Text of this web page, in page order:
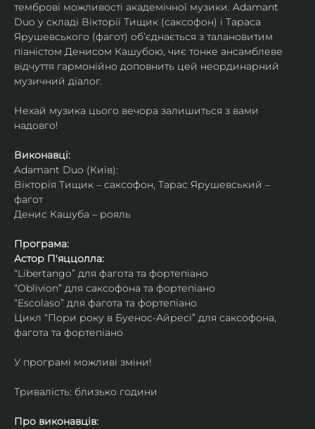
темброві можливості академічної музики. Adamant
Duo у складі Вікторії Тищик (саксофон) і Тараса
Ярушевського (фагот) об’єднається з талановитим
піаністом Денисом Кашубою, чиє тонке ансамблеве
відчуття гармонійно доповнить цей неординарний
музичний діалог.
Нехай музика цього вечора залишиться з вами
надовго!
Виконавці:
Adamant Duo (Київ):
Вікторія Тищик – саксофон, Тарас Ярушевський –
фагот
Денис Кашуба – рояль
Програма:
Астор П'яццолла:
“Libertango” для фагота та фортепіано
“Oblivion” для саксофона та фортепіано
“Escolaso” для фагота та фортепіано
Цикл “Пори року в Буенос-Айресі” для саксофона,
фагота та фортепіано
У програмі можливі зміни!
Тривалість: близько години
Про виконавців: